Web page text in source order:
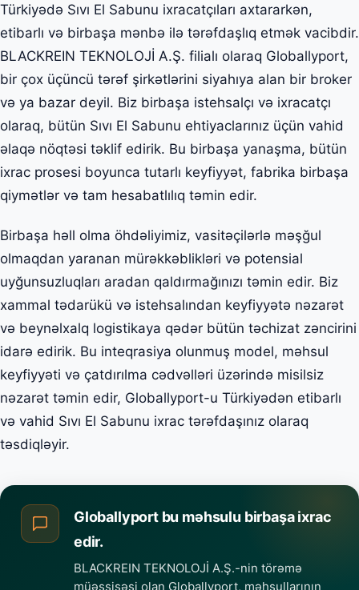
Türkiyədə Sıvı El Sabunu ixracatçıları axtararkən,
etibarlı və birbaşa mənbə ilə tərəfdaşlıq etmək vacibdir.
BLACKREIN TEKNOLOJİ A.Ş. filialı olaraq Globallyport,
bir çox üçüncü tərəf şirkətlərini siyahıya alan bir broker
və ya bazar deyil. Biz birbaşa istehsalçı və ixracatçı
olaraq, bütün Sıvı El Sabunu ehtiyaclarınız üçün vahid
əlaqə nöqtəsi təklif edirik. Bu birbaşa yanaşma, bütün
ixrac prosesi boyunca tutarlı keyfiyyət, fabrika birbaşa
qiymətlər və tam hesabatlılıq təmin edir.
Birbaşa həll olma öhdəliyimiz, vasitəçilərlə məşğul
olmaqdan yaranan mürəkkəblikləri və potensial
uyğunsuzluqları aradan qaldırmağınızı təmin edir. Biz
xammal tədarükü və istehsalından keyfiyyətə nəzarət
və beynəlxalq logistikaya qədər bütün təchizat zəncirini
idarə edirik. Bu inteqrasiya olunmuş model, məhsul
keyfiyyəti və çatdırılma cədvəlləri üzərində misilsiz
nəzarət təmin edir, Globallyport-u Türkiyədən etibarlı
və vahid Sıvı El Sabunu ixrac tərəfdaşınız olaraq
təsdiqləyir.
Globallyport bu məhsulu birbaşa ixrac
edir.
BLACKREIN TEKNOLOJİ A.Ş.-nin törəmə
müəssisəsi olan Globallyport, məhsullarının